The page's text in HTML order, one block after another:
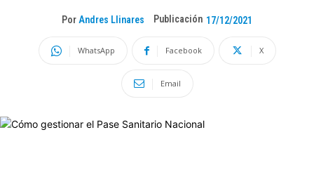
Por Andres Llinares Publicación 17/12/2021
WhatsApp Facebook X
Email